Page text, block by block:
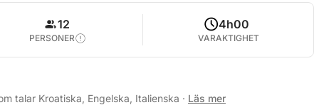
12
PERSONER
4h00
VARAKTIGHET
talar Kroatiska, Engelska, Italienska · Läs mer